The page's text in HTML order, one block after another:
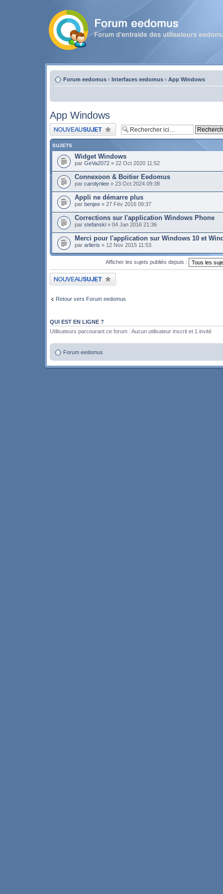
Forum eedomus ‹ Interfaces eedomus ‹ App Windows
App Windows
Publier un nouveau sujet
SUJETS
Widget Windows
par GeVa2072 » 22 Oct 2020 11:52
Connexoon & Boitier Eedomus
par carolynlee » 23 Oct 2024 09:38
Appli ne démarre plus
par benjee » 27 Fév 2016 09:37
Corrections sur l'application Windows Phone
par stefanski » 04 Jan 2016 21:36
Merci pour l'application sur Windows 10 et
par arlieris » 12 Nov 2015 11:53
Afficher les sujets publiés depuis :
Publier un nouveau sujet
Retour vers Forum eedomus
QUI EST EN LIGNE ?
Utilisateurs parcourant ce forum : Aucun utilisateur inscrit et 1 invité
Forum eedomus